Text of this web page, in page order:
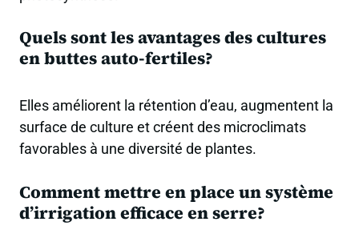
Quels sont les avantages des cultures
en buttes auto-fertiles?
Elles améliorent la rétention d’eau, augmentent la
surface de culture et créent des microclimats
favorables à une diversité de plantes.
Comment mettre en place un système
d’irrigation efficace en serre?